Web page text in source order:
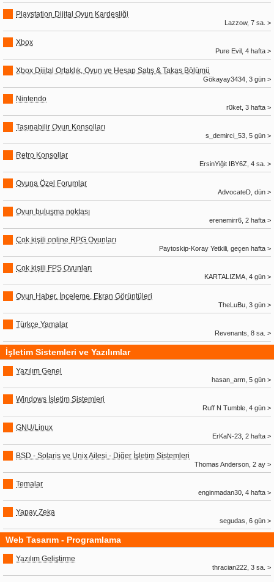
Playstation Dijital Oyun Kardeşliği
Lazzow, 7 sa. >
Xbox
Pure Evil, 4 hafta >
Xbox Dijital Ortaklık, Oyun ve Hesap Satış & Takas Bölümü
Gökayay3434, 3 gün >
Nintendo
r0ket, 3 hafta >
Taşınabilir Oyun Konsolları
s_demirci_53, 5 gün >
Retro Konsollar
ErsinYiğit IBY6Z, 4 sa. >
Oyuna Özel Forumlar
AdvocateD, dün >
Oyun buluşma noktası
erenemirr6, 2 hafta >
Çok kişili online RPG Oyunları
Paytoskip-Koray Yetkili, geçen hafta >
Çok kişili FPS Oyunları
KARTALIZMA, 4 gün >
Oyun Haber, İnceleme, Ekran Görüntüleri
TheLuBu, 3 gün >
Türkçe Yamalar
Revenants, 8 sa. >
İşletim Sistemleri ve Yazılımlar
Yazılım Genel
hasan_arm, 5 gün >
Windows İşletim Sistemleri
Ruff N Tumble, 4 gün >
GNU/Linux
ErKaN-23, 2 hafta >
BSD - Solaris ve Unix Ailesi - Diğer İşletim Sistemleri
Thomas Anderson, 2 ay >
Temalar
enginmadan30, 4 hafta >
Yapay Zeka
segudas, 6 gün >
Web Tasarım - Programlama
Yazılım Geliştirme
thracian222, 3 sa. >